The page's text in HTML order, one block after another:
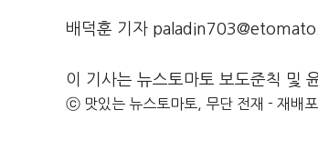
배덕훈 기자
이 기사는 뉴스토마토 보도준칙 및
ⓒ 맛있는 뉴스토마토, 무단 전재 - 재배포